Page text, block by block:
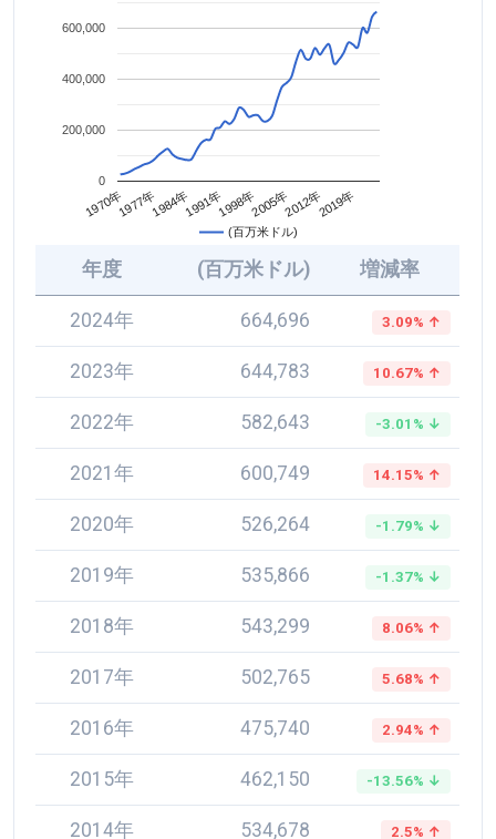
(百万米ドル)
1970年1977年1984年1991年1998年2005年2012年2019年
0
200,000
400,000
600,000
年度 (百万米ドル) 増減率
2024年 664,696 3.09% ↑
2023年 644,783 10.67% ↑
2022年 582,643 -3.01% ↓
2021年 600,749 14.15% ↑
2020年 526,264 -1.79% ↓
2019年 535,866 -1.37% ↓
2018年 543,299 8.06% ↑
2017年 502,765 5.68% ↑
2016年 475,740 2.94% ↑
2015年 462,150 -13.56% ↓
2014年 534,678 2.5% ↑